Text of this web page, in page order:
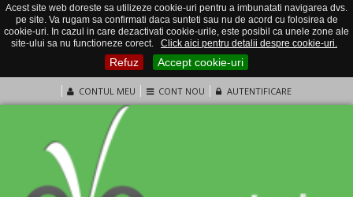
Acest site web doreste sa utilizeze cookie-uri pentru a imbunatati navigarea dvs.
pe site. Va rugam sa confirmati daca sunteti sau nu de acord cu folosirea de
cookie-uri. In cazul in care dezactivati cookie-urile, este posibil ca unele zone ale
site-ului sa nu functioneze corect.
Click aici pentru detalii despre cookie-uri.
Refuz Accept cookie-uri
CONTUL MEU CONT NOU AUTENTIFICARE